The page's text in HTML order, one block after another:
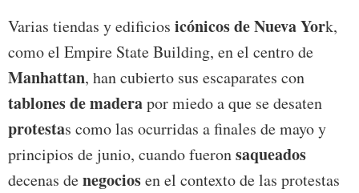
Varias tiendas y edificios icónicos de Nueva York,
como el Empire State Building, en el centro de
Manhattan, han cubierto sus escaparates con
tablones de maderapor miedo a que se desaten
protestas como las ocurridas a finales de mayo y
principios de junio, cuando fueronsaqueados
decenas denegociosen el contexto de las protestas